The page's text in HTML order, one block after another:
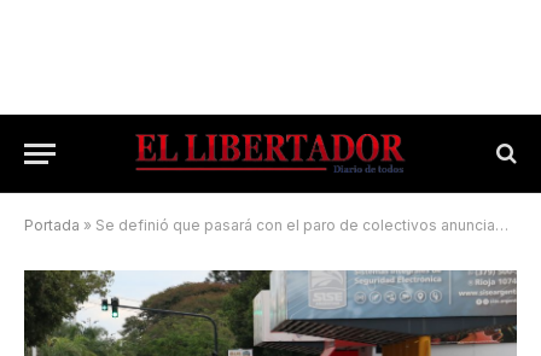
Portada » Se definió que pasará con el paro de colectivos anunciado para el jueves y viernes